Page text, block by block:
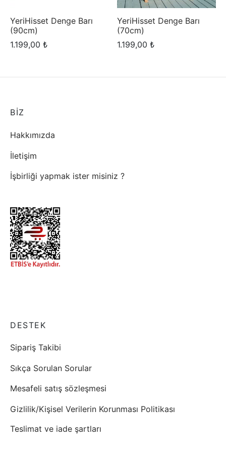
YeriHisset Denge Barı
(90cm)
1.199,00 ₺
YeriHisset Denge Barı
(70cm)
1.199,00 ₺
BİZ
Hakkımızda
İletişim
İşbirliği yapmak ister misiniz ?
DESTEK
Sipariş Takibi
Sıkça Sorulan Sorular
Mesafeli satış sözleşmesi
Gizlilik/Kişisel Verilerin Korunması Politikası
Teslimat ve iade şartları
Ölçü Rehberi
Blog
yapmak ister misiniz ?